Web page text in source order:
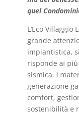
quel
L’Eco
grande
impiantistica,
risponde ai
sismica. I
generazione
comfort,
sostenibilità e